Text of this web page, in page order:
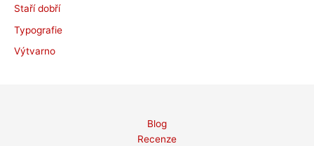
Staří dobří
Typografie
Výtvarno
Blog
Recenze